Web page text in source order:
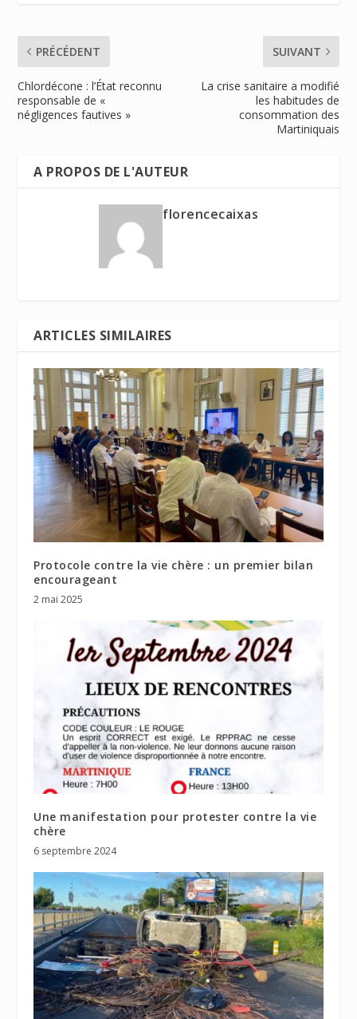
PRÉCÉDENT
Chlordécone : l’État reconnu
responsable de «
négligences fautives »
SUIVANT
La crise sanitaire a modifié
les habitudes de
consommation des
Martiniquais
A PROPOS DE L'AUTEUR
florencecaixas
ARTICLES SIMILAIRES
Protocole contre la vie chère : un premier bilan
encourageant
2 mai 2025
Une manifestation pour protester contre la vie
chère
6 septembre 2024